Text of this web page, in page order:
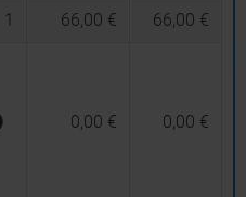
1 66,00 € 66,00 €
0,00 € 0,00 €